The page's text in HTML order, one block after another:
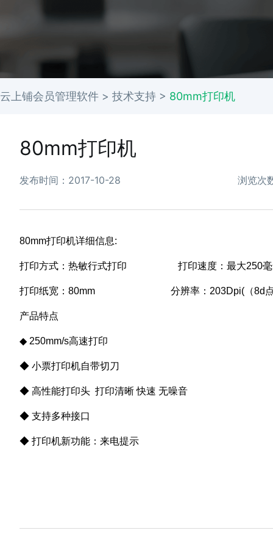
云上铺会员管理软件 > 技术支持 > 80mm打印机
80mm打印机
发布时间：2017-10-28 浏览次
80mm打印机详细信息:
打印方式：热敏行式打印 打印速度：最大250毫
打印纸宽：80mm 分辨率：203Dpi(（8d点/
产品特点
◆ 250mm/s高速打印
◆ 小票打印机自带切刀
◆ 高性能打印头 打印清晰 快速 无噪音
◆ 支持多种接口
◆ 打印机新功能：来电提示